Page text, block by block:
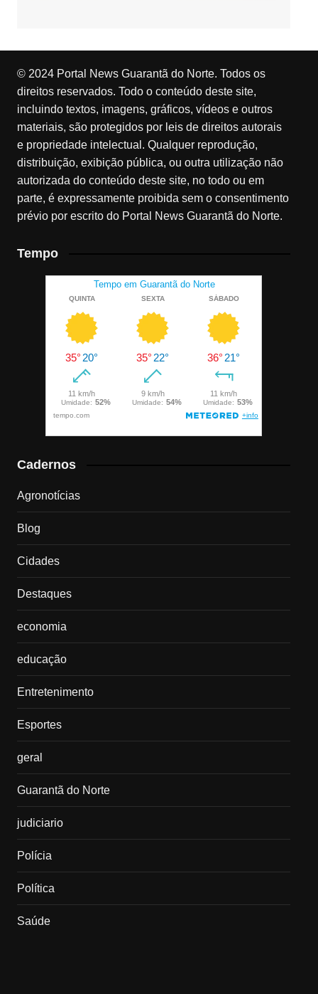
© 2024 Portal News Guarantã do Norte. Todos os
direitos reservados. Todo o conteúdo deste site,
incluindo textos, imagens, gráficos, vídeos e outros
materiais, são protegidos por leis de direitos autorais
e propriedade intelectual. Qualquer reprodução,
distribuição, exibição pública, ou outra utilização não
autorizada do conteúdo deste site, no todo ou em
parte, é expressamente proibida sem o consentimento
prévio por escrito do Portal News Guarantã do Norte.
Tempo
Cadernos
Agronotícias
Blog
Cidades
Destaques
economia
educação
Entretenimento
Esportes
geral
Guarantã do Norte
judiciario
Polícia
Política
Saúde